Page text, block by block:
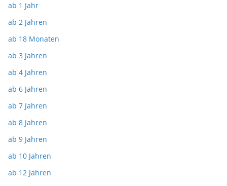
ab 1 Jahr
ab 2 Jahren
ab 18 Monaten
ab 3 Jahren
ab 4 Jahren
ab 6 Jahren
ab 7 Jahren
ab 8 Jahren
ab 9 Jahren
ab 10 Jahren
ab 12 Jahren